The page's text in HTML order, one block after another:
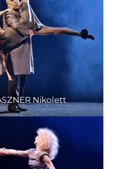
Nikolett